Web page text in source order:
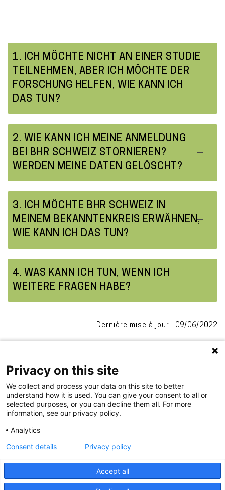
1. ICH MÖCHTE NICHT AN EINER STUDIE
TEILNEHMEN, ABER ICH MÖCHTE DER
FORSCHUNG HELFEN, WIE KANN ICH
DAS TUN?
2. WIE KANN ICH MEINE ANMELDUNG
BEI BHR SCHWEIZ STORNIEREN?
WERDEN MEINE DATEN GELÖSCHT?
3. ICH MÖCHTE BHR SCHWEIZ IN
MEINEM BEKANNTENKREIS ERWÄHNEN,
WIE KANN ICH DAS TUN?
4. WAS KANN ICH TUN, WENN ICH
WEITERE FRAGEN HABE?
Dernière mise à jour : 09/06/2022
DE
Privacy on this site
We collect and process your data on this site to better
understand how it is used. You can give your consent to all or
selected purposes, or you can decline them all. For more
information, see our privacy policy.
Analytics
Accept all
Consent details Privacy policy